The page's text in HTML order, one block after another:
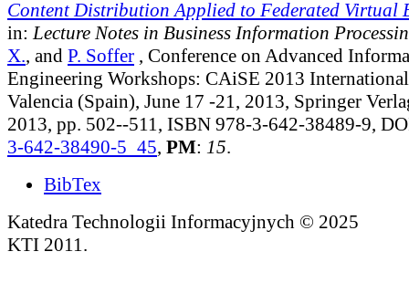
Content Distribution Applied to Federated Virtual
in: Lecture Notes in Business Information
X., and P. Soffer , Conference on Advanced
Engineering Workshops: CAiSE 2013
Valencia (Spain), June 17 -21, 2013, Springer
2013, pp. 502--511, ISBN 978-3-642-38489-9,
3-642-38490-5_45, PM: 15.
BibTex
Katedra Technologii Informacyjnych © 2025
KTI 2011.